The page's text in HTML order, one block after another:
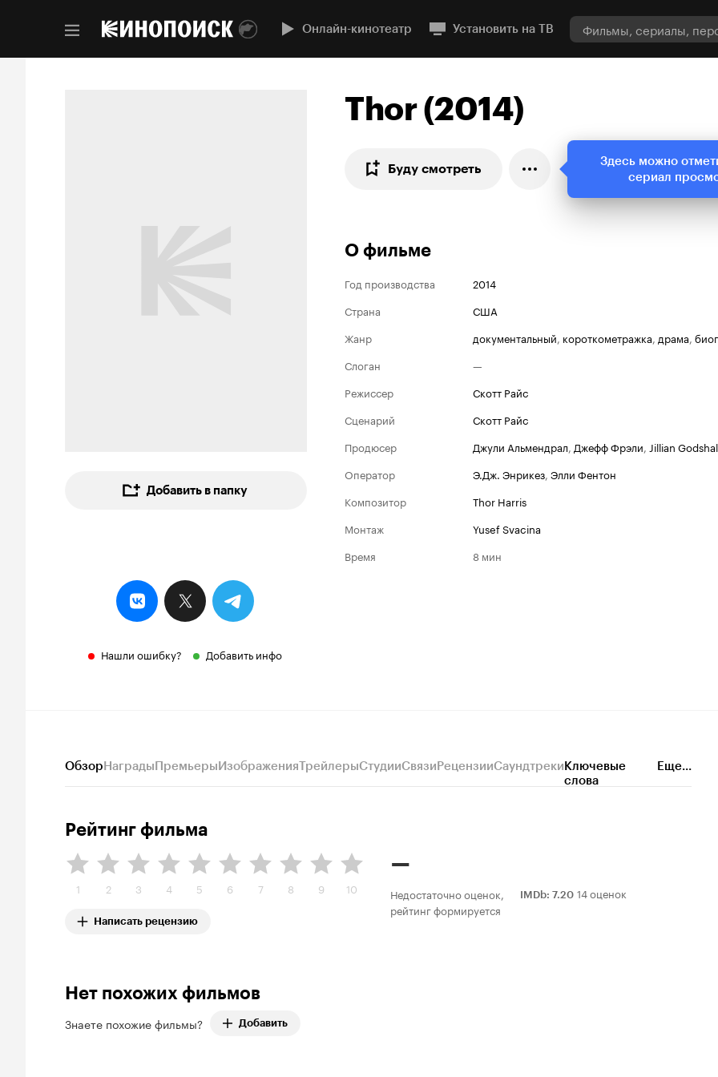
Онлайн-кинотеатр Установить на ТВ
Добавить в папку
Нашли ошибку? Добавить инфо
Thor (2014)
Буду смотреть
О фильме
Год производства
2014
Страна
США
Жанр
документальный, короткометражка, драма,
Слоган
—
Режиссер
Скотт Райс
Сценарий
Скотт Райс
Продюсер
Джули Альмендрал, Джефф Фрэли, Jillian
Оператор
Э.Дж. Энрикез, Элли Фентон
Композитор
Thor Harris
Монтаж
Yusef Svacina
Время
8 мин
ОбзорНаградыПремьерыИзображенияТрейлерыСтудииСвязиРецензииСаундтрекиКлючевые
слова
Еще...
Рейтинг фильма
1 2 3 4 5 6 7 8 9 10
Написать рецензию
–
Недостаточно оценок,
рейтинг формируется
IMDb: 7.20 14 оценок
Нет похожих фильмов
Знаете похожие фильмы? Добавить
Здесь можно
сериал